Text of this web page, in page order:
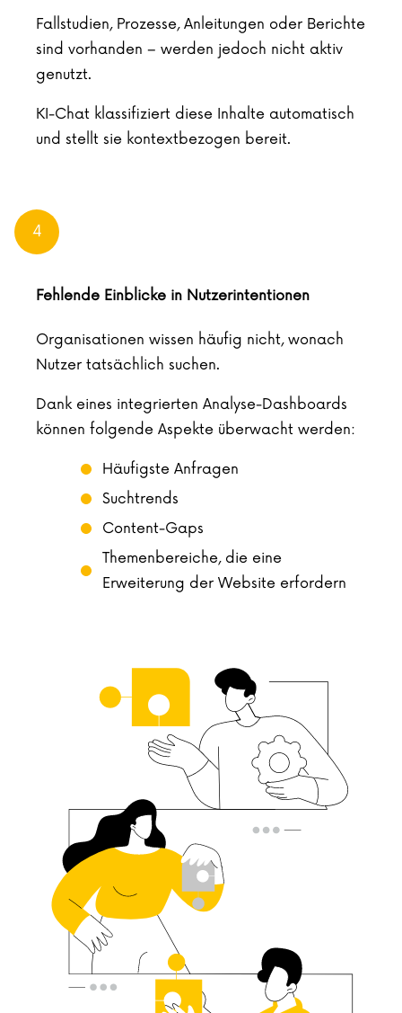
Fallstudien, Prozesse, Anleitungen oder Berichte
sind vorhanden – werden jedoch nicht aktiv
genutzt.
KI-Chat klassifiziert diese Inhalte automatisch
und stellt sie kontextbezogen bereit.
4
Fehlende Einblicke in Nutzerintentionen
Organisationen wissen häufig nicht, wonach
Nutzer tatsächlich suchen.
Dank eines integrierten Analyse-Dashboards
können folgende Aspekte überwacht werden:
Häufigste Anfragen
Suchtrends
Content-Gaps
Themenbereiche, die eine
Erweiterung der Website erfordern